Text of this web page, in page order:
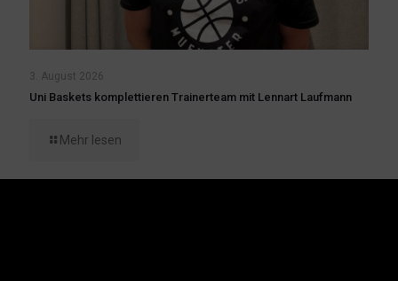
3. August 2026
Uni Baskets komplettieren Trainerteam mit Lennart Laufmann
Mehr lesen